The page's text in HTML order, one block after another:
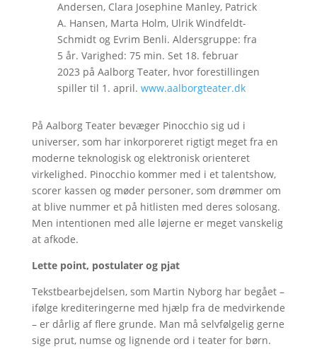
Andersen, Clara Josephine Manley, Patrick
A. Hansen, Marta Holm, Ulrik Windfeldt-
Schmidt og Evrim Benli. Aldersgruppe: fra
5 år. Varighed: 75 min. Set 18. februar
2023 på Aalborg Teater, hvor forestillingen
spiller til 1. april. www.aalborgteater.dk
På Aalborg Teater bevæger Pinocchio sig ud i
universer, som har inkorporeret rigtigt meget fra en
moderne teknologisk og elektronisk orienteret
virkelighed. Pinocchio kommer med i et talentshow,
scorer kassen og møder personer, som drømmer om
at blive nummer et på hitlisten med deres solosang.
Men intentionen med alle løjerne er meget vanskelig
at afkode.
Lette point, postulater og pjat
Tekstbearbejdelsen, som Martin Nyborg har begået –
ifølge krediteringerne med hjælp fra de medvirkende
– er dårlig af flere grunde. Man må selvfølgelig gerne
sige prut, numse og lignende ord i teater for børn.